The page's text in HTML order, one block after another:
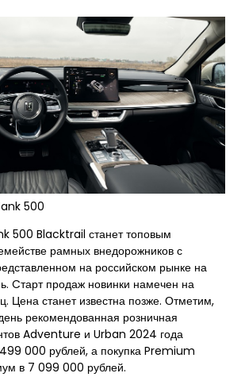
500
500 Blacktrail станет топовым
рамных внедорожников с
на российском рынке на
Cтарт продаж новинки намечен на
Цена станет известна позже. Отметим,
рекомендованная розничная
Adventure и Urban 2024 года
000 рублей, а покупка Premium
в 7 099 000 рублей.